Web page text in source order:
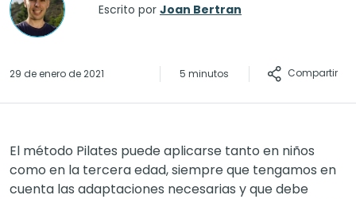
Escrito por Joan Bertran
29 de enero de 2021 5 minutos Compartir
El método Pilates puede aplicarse tanto en niños
como en la tercera edad, siempre que tengamos en
cuenta las adaptaciones necesarias y que debe